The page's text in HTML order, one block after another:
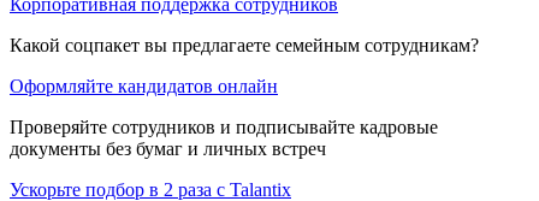
Какой соцпакет вы предлагаете семейным сотрудникам?
Оформляйте кандидатов онлайн
Проверяйте сотрудников и подписывайте кадровые
документы без бумаг и личных встреч
Ускорьте подбор в 2 раза с Talantix